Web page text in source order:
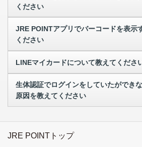
ください
JRE POINTアプリでバーコードを表示
ください
LINEマイカードについて教えてくださ
生体認証でログインをしていたができな
原因を教えてください
JRE POINTトップ